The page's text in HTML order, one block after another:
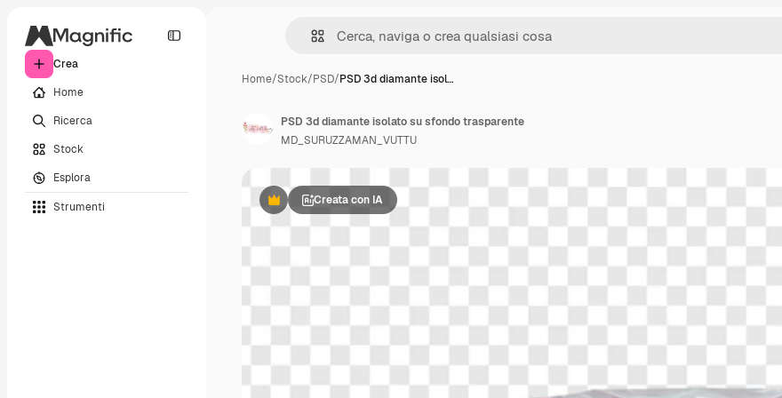
Crea
Home
Ricerca
Stock
Esplora
Strumenti
Home/Stock/PSD/PSD 3d diamante isol…
PremiumCreata con IA
PSD 3d diamante isolato su sfondo trasparente
MD_SURUZZAMAN_VUTTU